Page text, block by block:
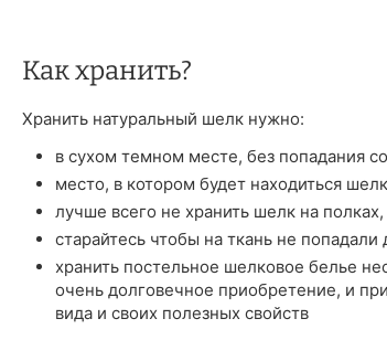
Как хранить?
Хранить натуральный шелк нужно:
в сухом темном месте, без попадания
место, в котором будет находиться
лучше всего не хранить шелк на
старайтесь чтобы на ткань не
хранить постельное шелковое белье
очень долговечное приобретение, и
вида и своих полезных свойств